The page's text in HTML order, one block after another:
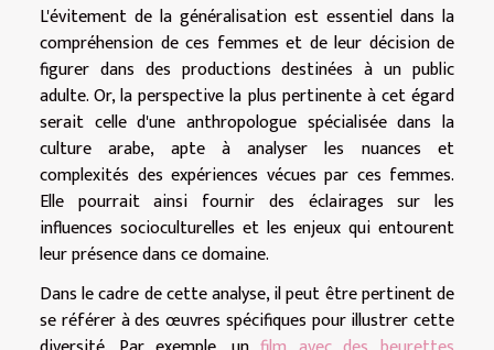
L'évitement de la généralisation est essentiel dans la
compréhension de ces femmes et de leur décision de
figurer dans des productions destinées à un public
adulte. Or, la perspective la plus pertinente à cet égard
serait celle d'une anthropologue spécialisée dans la
culture arabe, apte à analyser les nuances et
complexités des expériences vécues par ces femmes.
Elle pourrait ainsi fournir des éclairages sur les
influences socioculturelles et les enjeux qui entourent
leur présence dans ce domaine.
Dans le cadre de cette analyse, il peut être pertinent de
se référer à des œuvres spécifiques pour illustrer cette